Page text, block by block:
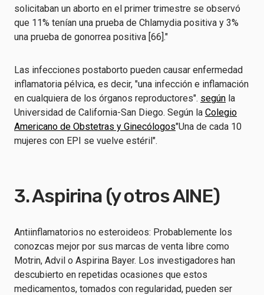
solicitaban un aborto en el primer trimestre se observó
que 11% tenían una prueba de Chlamydia positiva y 3%
una prueba de gonorrea positiva [66]."
Las infecciones postaborto pueden causar enfermedad
inflamatoria pélvica, es decir, "una infección e inflamación
en cualquiera de los órganos reproductores". según la
Universidad de California-San Diego. Según la Colegio
Americano de Obstetras y Ginecólogos"Una de cada 10
mujeres con EPI se vuelve estéril".
3. Aspirina (y otros AINE)
Antiinflamatorios no esteroideos: Probablemente los
conozcas mejor por sus marcas de venta libre como
Motrin, Advil o Aspirina Bayer. Los investigadores han
descubierto en repetidas ocasiones que estos
medicamentos, tomados con regularidad, pueden ser